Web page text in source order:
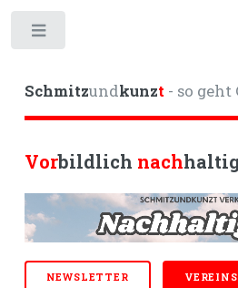
Schmitzundkunzt- so geht
Vorbildlich nach
NEWSLETTER